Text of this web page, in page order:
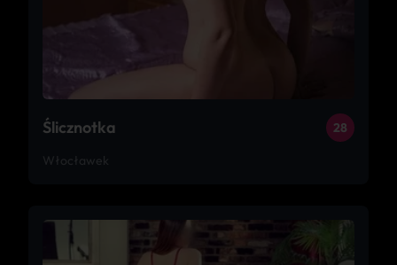
Ślicznotka 28
Włocławek